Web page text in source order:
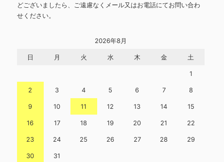
どございましたら、ご遠慮なくメール又はお電話にてお問い合わ
せください。
2026年8月
日 月 火 水 木 金 土
1
2 3 4 5 6 7 8
9 10 11 12 13 14 15
16 17 18 19 20 21 22
23 24 25 26 27 28 29
30
31